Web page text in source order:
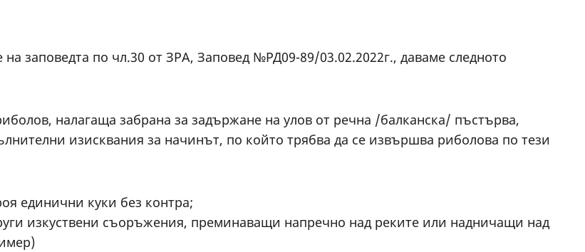
заповедта по чл.30 от ЗРА, Заповед №РД09-89/03.02.2022г., даваме следното
налагаща забрана за задържане на улов от речна /балканска/ пъстърва,
изисквания за начинът, по който трябва да се извършва риболова по тези
единични куки без контра;
изкуствени съоръжения, преминаващи напречно над реките или надничащи над